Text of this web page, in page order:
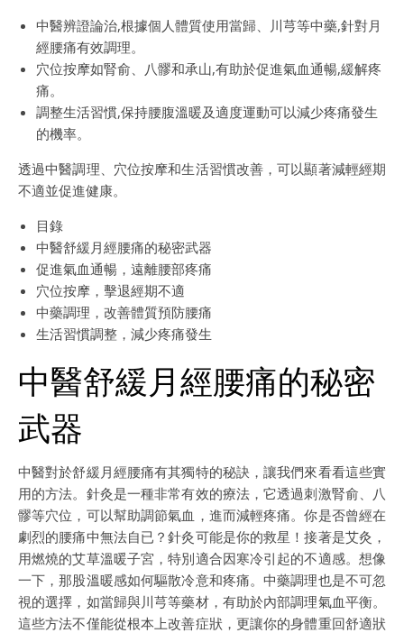
中醫辨證論治,根據個人體質使用當歸、川芎等中藥,針對月
經腰痛有效調理。
穴位按摩如腎俞、八髎和承山,有助於促進氣血通暢,緩解疼
痛。
調整生活習慣,保持腰腹溫暖及適度運動可以減少疼痛發生
的機率。
透過中醫調理、穴位按摩和生活習慣改善，可以顯著減輕經期
不適並促進健康。
目錄
中醫舒緩月經腰痛的秘密武器
促進氣血通暢，遠離腰部疼痛
穴位按摩，擊退經期不適
中藥調理，改善體質預防腰痛
生活習慣調整，減少疼痛發生
中醫舒緩月經腰痛的秘密
武器
中醫對於舒緩月經腰痛有其獨特的秘訣，讓我們來看看這些實
用的方法。針灸是一種非常有效的療法，它透過刺激腎俞、八
髎等穴位，可以幫助調節氣血，進而減輕疼痛。你是否曾經在
劇烈的腰痛中無法自已？針灸可能是你的救星！接著是艾灸，
用燃燒的艾草溫暖子宮，特別適合因寒冷引起的不適感。想像
一下，那股溫暖感如何驅散冷意和疼痛。中藥調理也是不可忽
視的選擇，如當歸與川芎等藥材，有助於內部調理氣血平衡。
這些方法不僅能從根本上改善症狀，更讓你的身體重回舒適狀